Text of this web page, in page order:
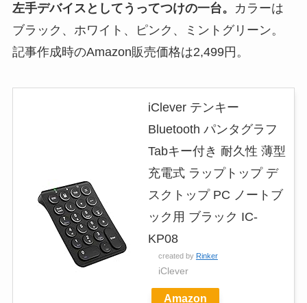
左手デバイス としてうってつけの一台。
カラーは
ブラック、ホワイト、ピンク、ミントグリーン。
記事作成時のAmazon販売価格は2,499円。
iClever テンキー
Bluetooth パンタグラフ
Tabキー付き 耐久性 薄型
充電式 ラップトップ デ
スクトップ PC ノートブ
ック用 ブラック IC-
KP08
created by Rinker
iClever
Amazon